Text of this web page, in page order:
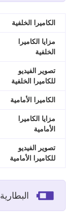
الكاميرا الخلفية
مزايا الكاميرا
الخلفية
تصوير الفيديو
للكاميرا الخلفية
الكاميرا الأمامية
مزايا الكاميرا
الأمامية
تصوير الفيديو
للكاميرا الأمامية